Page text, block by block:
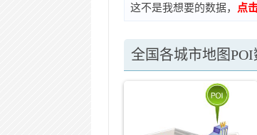
这不是我想要的数据，
点
全国各城市地图